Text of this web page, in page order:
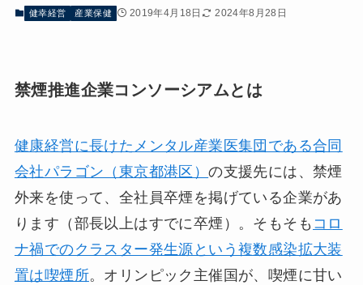
健幸経営 産業保健 2019年4月18日 2024年8月28日
禁煙推進企業コンソーシアムとは
健康経営に長けたメンタル産業医集団である合同
会社パラゴン（東京都港区）の支援先には、禁煙
外来を使って、全社員卒煙を掲げている企業があ
ります（部長以上はすでに卒煙）。そもそも コロ
ナ禍でのクラスター発生源という複数感染拡大装
置は喫煙所。オリンピック主催国が、喫煙に甘い